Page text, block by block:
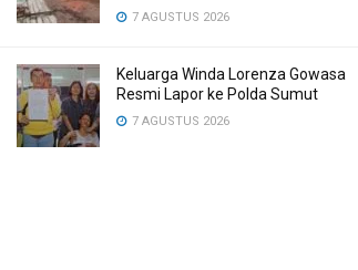
7 AGUSTUS 2026
Keluarga Winda Lorenza Gowasa
Resmi Lapor ke Polda Sumut
7 AGUSTUS 2026